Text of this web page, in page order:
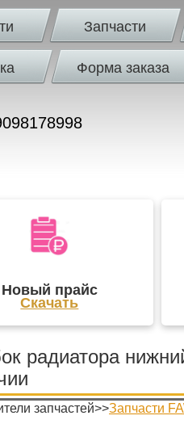
Запчасти
Форма заказа
Новый прайс
Скачать
радиатора
запчастей>>Запчасти